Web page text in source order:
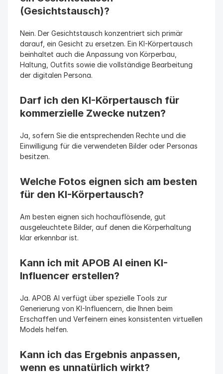
(Gesichtstausch)?
Nein. Der Gesichtstausch konzentriert sich primär
darauf, ein Gesicht zu ersetzen. Ein KI-Körpertausch
beinhaltet auch die Anpassung von Körperbau,
Haltung, Outfits sowie die vollständige Bearbeitung
der digitalen Persona.
Darf ich den KI-Körpertausch für
kommerzielle Zwecke nutzen?
Ja, sofern Sie die entsprechenden Rechte und die
Einwilligung für die verwendeten Bilder oder Personas
besitzen.
Welche Fotos eignen sich am besten
für den KI-Körpertausch?
Am besten eignen sich hochauflösende, gut
ausgeleuchtete Bilder, auf denen die Körperhaltung
klar erkennbar ist.
Kann ich mit APOB AI einen KI-
Influencer erstellen?
Ja. APOB AI verfügt über spezielle Tools zur
Generierung von KI-Influencern, die Ihnen beim
Erschaffen und Verfeinern eines konsistenten virtuellen
Models helfen.
Kann ich das Ergebnis anpassen,
wenn es unnatürlich wirkt?